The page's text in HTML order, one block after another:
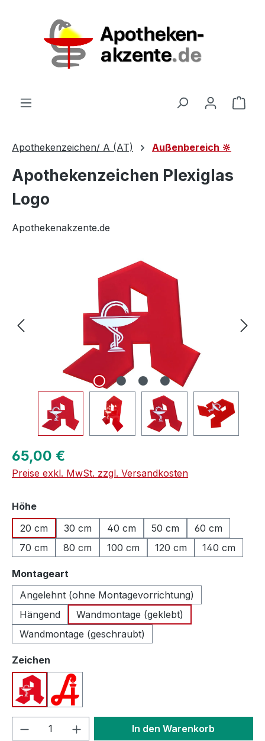
Apothekenzeichen/ A (AT) Außenbereich 🔆
Apothekenzeichen Plexiglas
Logo
Apothekenakzente.de
Regulärer Preis:
65,00 €
Preise exkl. MwSt. zzgl. Versandkosten
Höheauswählen
20 cm
30 cm 40 cm 50 cm
60 cm
70 cm
80 cm 100 cm 120 cm 140 cm
Montageart
Angelehnt (ohne Montagevorrichtung)
Hängend
Wandmontage (geklebt)
Wandmontage (geschraubt)
Zeichen
Apotheken A (Deutschland)
Apotheken A (Österreich)
Produkt Anzahl: Gib denIn den Warenkorb